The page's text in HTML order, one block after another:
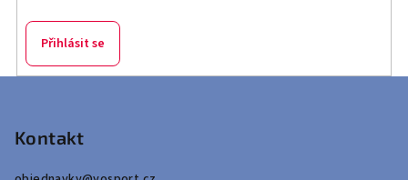
Přihlásit se
Kontakt